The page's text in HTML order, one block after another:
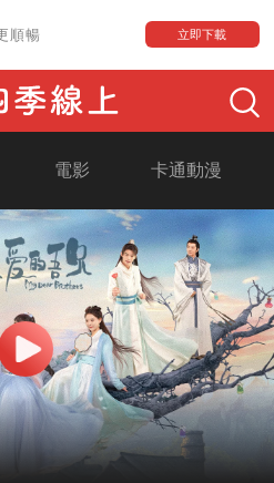
順暢 立即下載
電影 卡通動漫